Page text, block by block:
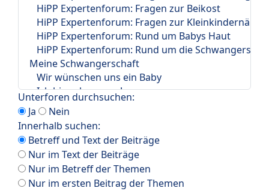
Unterforen durchsuchen:
Ja
Nein
Innerhalb suchen:
Betreff und Text der Beiträge
Nur im Text der Beiträge
Nur im Betreff der Themen
Nur im ersten Beitrag der Themen